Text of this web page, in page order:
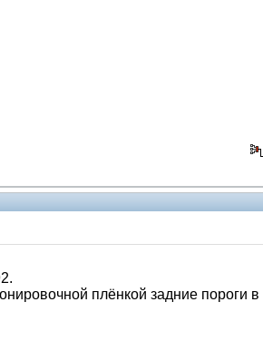
плёнкой задние пороги в